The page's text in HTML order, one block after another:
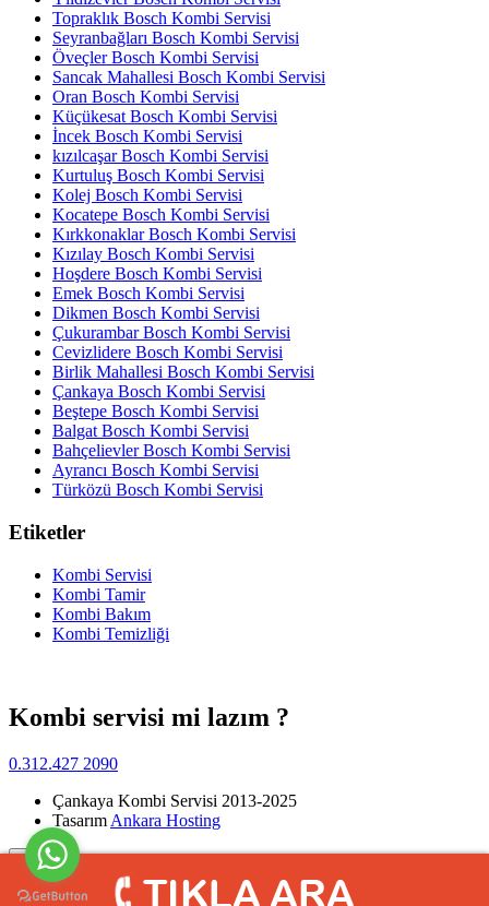
Topraklık Bosch Kombi Servisi
Seyranbağları Bosch Kombi Servisi
Öveçler Bosch Kombi Servisi
Sancak Mahallesi Bosch Kombi Servisi
Oran Bosch Kombi Servisi
Küçükesat Bosch Kombi Servisi
İncek Bosch Kombi Servisi
kızılcaşar Bosch Kombi Servisi
Kurtuluş Bosch Kombi Servisi
Kolej Bosch Kombi Servisi
Kocatepe Bosch Kombi Servisi
Kırkkonaklar Bosch Kombi Servisi
Kızılay Bosch Kombi Servisi
Hoşdere Bosch Kombi Servisi
Emek Bosch Kombi Servisi
Dikmen Bosch Kombi Servisi
Çukurambar Bosch Kombi Servisi
Cevizlidere Bosch Kombi Servisi
Birlik Mahallesi Bosch Kombi Servisi
Çankaya Bosch Kombi Servisi
Beştepe Bosch Kombi Servisi
Balgat Bosch Kombi Servisi
Bahçelievler Bosch Kombi Servisi
Ayrancı Bosch Kombi Servisi
Türközü Bosch Kombi Servisi
Etiketler
Kombi Servisi
Kombi Tamir
Kombi Bakım
Kombi Temizliği
Kombi servisi mi lazım ?
0.312.427 2090
Çankaya Kombi Servisi 2013-2025
Tasarım Ankara Hosting
Yukarı
>